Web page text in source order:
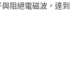
阻絕電磁波，達到